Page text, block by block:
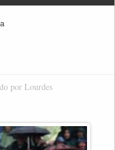
por Lourdes